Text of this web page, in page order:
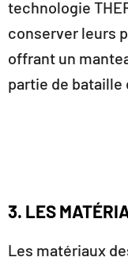
technologie
conserver leurs
offrant un
partie de bataille
3. LES
Les matériaux